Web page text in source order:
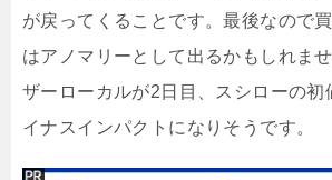
が戻ってくることです。最後なので
はアノマリーとして出るかもしれま
ザーローカルが2日目、スシローの初
イナスインパクトになりそうです。